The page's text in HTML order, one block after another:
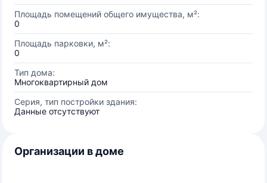
Площадь помещений общего имущества, м²:
0
Площадь парковки, м²:
0
Тип дома:
Многоквартирный дом
Серия, тип постройки здания:
Данные отсутствуют
Организации в доме